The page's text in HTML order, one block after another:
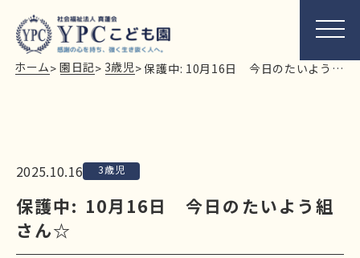
ホーム> 園日記> 3歳児> 保護中: 10月16日 今日のたいよう組さん☆
2025.10.16 3歳児
保護中: 10月16日 今日のたいよう組
さん☆